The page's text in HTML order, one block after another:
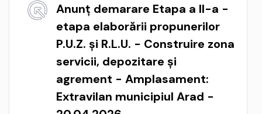
Anunț demarare Etapa a II-a -
etapa elaborării propunerilor
P.U.Z. și R.L.U. - Construire zona
servicii, depozitare și
agrement - Amplasament:
Extravilan municipiul Arad -